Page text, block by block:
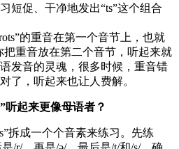
短促、干净地发出“ts”这个组合
的重音在第一个音节上，也就
把重音放在第二个音节，听起来就
发音的灵魂，很多时候，重音错
了，听起来也让人费解。
听起来更像母语者？
拆成一个个音素来练习。先练